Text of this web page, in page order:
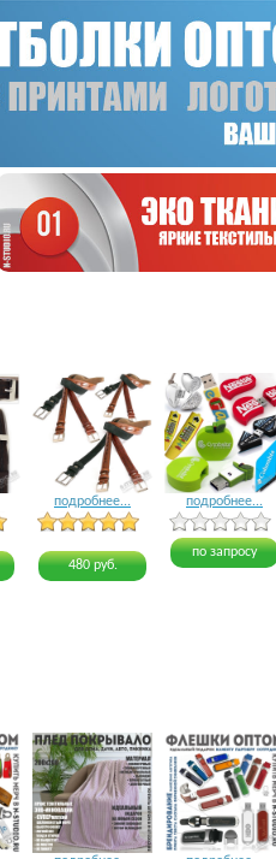
3 голоса
подробнее...
4 голоса
480 руб.
подробнее...
по запросу